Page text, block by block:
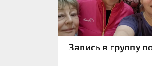
Запись в группу